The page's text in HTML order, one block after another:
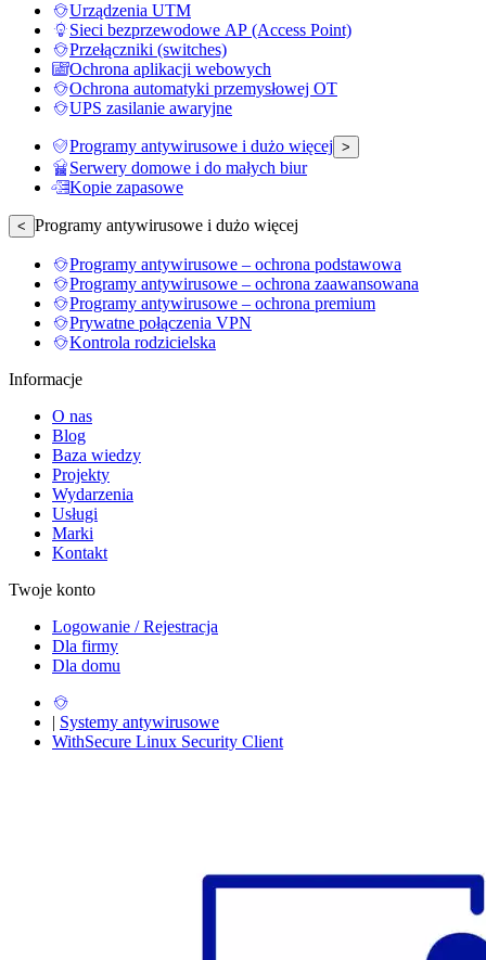
Urządzenia UTM
Sieci bezprzewodowe AP (Access Point)
Przełączniki (switches)
Ochrona aplikacji webowych
Ochrona automatyki przemysłowej OT
UPS zasilanie awaryjne
Programy antywirusowe i dużo więcej >
Serwery domowe i do małych biur
Kopie zapasowe
< Programy antywirusowe i dużo więcej
Programy antywirusowe – ochrona podstawowa
Programy antywirusowe – ochrona zaawansowana
Programy antywirusowe – ochrona premium
Prywatne połączenia VPN
Kontrola rodzicielska
Informacje
O nas
Blog
Baza wiedzy
Projekty
Wydarzenia
Usługi
Marki
Kontakt
Twoje konto
Logowanie / Rejestracja
Dla firmy
Dla domu
| Systemy antywirusowe
WithSecure Linux Security Client